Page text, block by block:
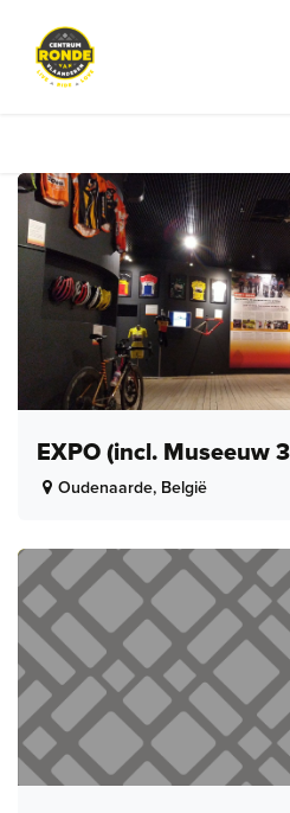
EXPO (incl. Museeuw
Oudenaarde, België